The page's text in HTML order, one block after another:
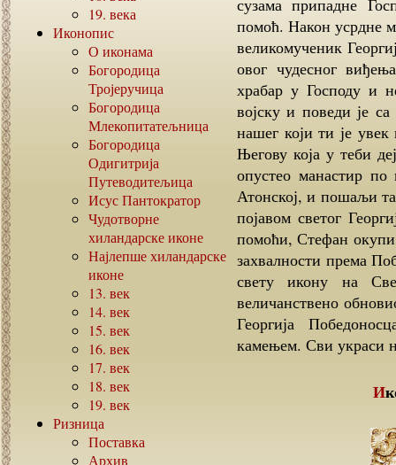
19. века
Иконопис
О иконама
Богородица
Тројеручица
Богородица
Млекопитатељница
Богородица
Одигитрија
Путеводитељица
Исус Пантократор
Чудотворне
хиландарске иконе
Најлепше хиландарске
иконе
13. век
14. век
15. век
16. век
17. век
18. век
19. век
Ризница
Поставка
Архив
сузама припадне
помоћ. Након усрдне
великомученик
овог чудесног
храбар у Господу и
војску и поведи је
нашег који ти је
Његову која у теби
опустео манастир
Атонској, и пошаљи
појавом светог
помоћи, Стефан окупи
захвалности према
свету икону на
величанствено
Георгија
камењем. Сви украси